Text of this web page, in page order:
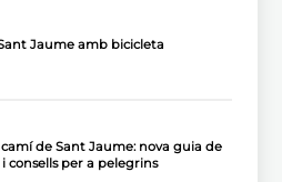
Jaume amb bicicleta
de Sant Jaume: nova guia de
consells per a pelegrins